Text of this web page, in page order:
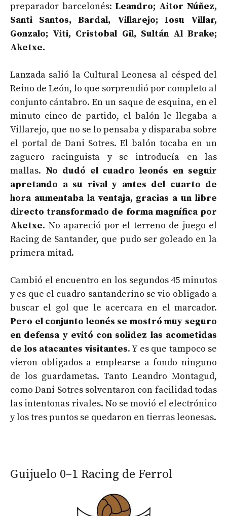
preparador barcelonés: Leandro; Aitor Núñez,
Santi Santos, Bardal, Villarejo; Iosu Villar,
Gonzalo; Viti, Cristobal Gil, Sultán Al Brake;
Aketxe.
Lanzada salió la Cultural Leonesa al césped del
Reino de León, lo que sorprendió por completo al
conjunto cántabro. En un saque de esquina, en el
minuto cinco de partido, el balón le llegaba a
Villarejo, que no se lo pensaba y disparaba sobre
el portal de Dani Sotres. El balón tocaba en un
zaguero racinguista y se introducía en las
mallas. No dudó el cuadro leonés en seguir
apretando a su rival y antes del cuarto de
hora aumentaba la ventaja, gracias a un libre
directo transformado de forma magnífica por
Aketxe. No apareció por el terreno de juego el
Racing de Santander, que pudo ser goleado en la
primera mitad.
Cambió el encuentro en los segundos 45 minutos
y es que el cuadro santanderino se vio obligado a
buscar el gol que le acercara en el marcador.
Pero el conjunto leonés se mostró muy seguro
en defensa y evitó con solidez las acometidas
de los atacantes visitantes. Y es que tampoco se
vieron obligados a emplearse a fondo ninguno
de los guardametas. Tanto Leandro Montagud,
como Dani Sotres solventaron con facilidad todas
las intentonas rivales. No se movió el electrónico
y los tres puntos se quedaron en tierras leonesas.
Guijuelo 0–1 Racing de Ferrol